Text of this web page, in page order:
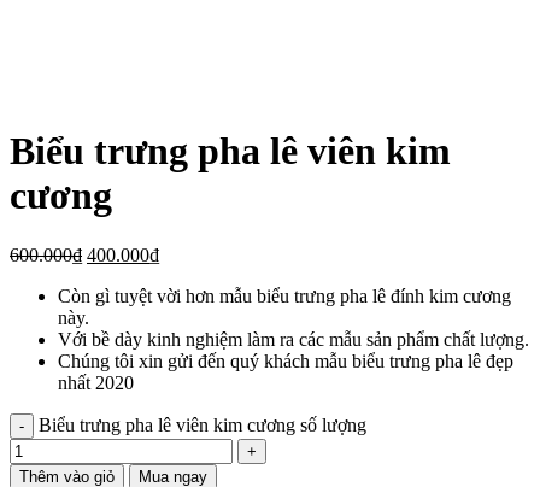
Biểu trưng pha lê viên kim
cương
600.000₫ 400.000₫
Còn gì tuyệt vời hơn mẫu biểu trưng pha lê đính kim cương
này.
Với bề dày kinh nghiệm làm ra các mẫu sản phẩm chất lượng.
Chúng tôi xin gửi đến quý khách mẫu biểu trưng pha lê đẹp
nhất 2020
Biểu trưng pha lê viên kim cương số lượng
Thêm vào giỏ Mua ngay